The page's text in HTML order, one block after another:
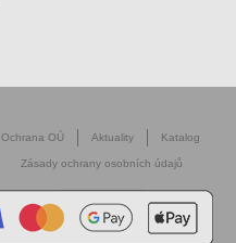
Ochrana OÚ Aktuality Katalog
Zásady ochrany osobních údajů